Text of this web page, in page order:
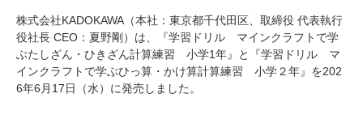
株式会社KADOKAWA（本社：東京都千代田区、取締役 代表執行
役社長 CEO：夏野剛）は、『学習ドリル マインクラフトで学
ぶたしざん・ひきざん計算練習 小学1年』と『学習ドリル マ
インクラフトで学ぶひっ算・かけ算計算練習 小学２年』を202
6年6月17日（水）に発売しました。